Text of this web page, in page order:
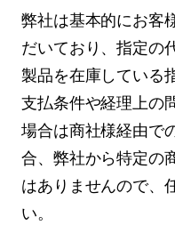
弊社は基本的にお客
だいており、指定の
製品を在庫している
支払条件や経理上の
場合は商社様経由で
合、弊社から特定の
はありませんので、
い。